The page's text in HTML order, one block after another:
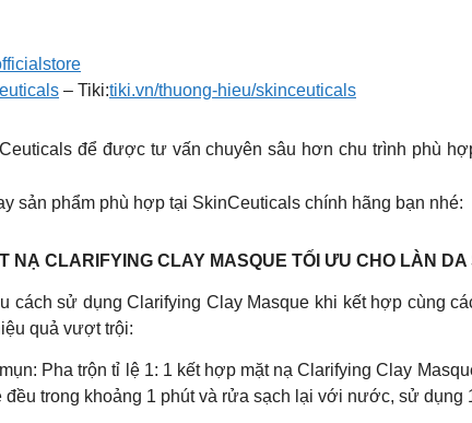
– Tiki:tiki.vn/thuong-hieu/skinceuticals
để được tư vấn chuyên sâu hơn chu trình phù
sản phẩm phù hợp tại SkinCeuticals chính hãng bạn nhé:
NẠ CLARIFYING CLAY MASQUE TỐI ƯU CHO LÀN
cách sử dụng Clarifying Clay Masque khi kết hợp cùng
quả vượt trội:
Pha trộn tỉ lệ 1: 1 kết hợp mặt nạ Clarifying Clay
đều trong khoảng 1 phút và rửa sạch lại với nước, sử dụng